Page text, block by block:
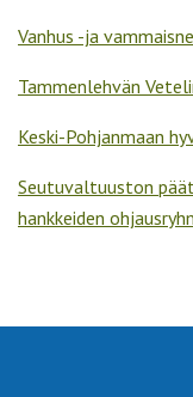
Vanhus -ja
Tammenlehvän
Keski-Pohjanmaan
Seutuvaltuuston
hankkeiden